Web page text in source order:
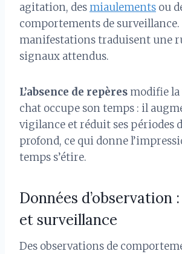
agitation, des miaulements ou
comportements de surveillance.
manifestations traduisent une
signaux attendus.
L’absence de repères modifie
chat occupe son temps : il
vigilance et réduit ses périodes
profond, ce qui donne
temps s’étire.
Données d’observation
et surveillance
Des observations de